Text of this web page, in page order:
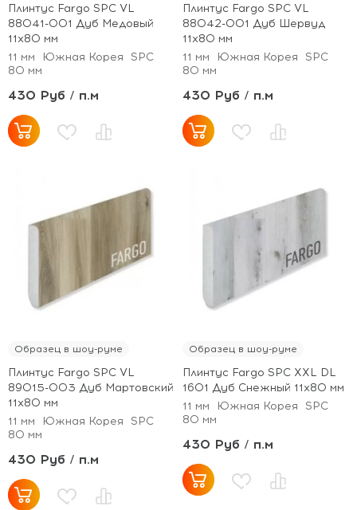
Плинтус Fargo SPC VL
88041-001 Дуб Медовый
11х80 мм
11 мм
Южная Корея
SPC
80 мм
430 Руб / п.м
Плинтус Fargo SPC VL
88042-001 Дуб Шервуд
11х80 мм
11 мм
Южная Корея
SPC
80 мм
430 Руб / п.м
Образец в шоу-руме
Плинтус Fargo SPC VL
89015-003 Дуб Мартовский
11х80 мм
11 мм
Южная Корея
SPC
80 мм
430 Руб / п.м
Образец в шоу-руме
Плинтус Fargo SPC XXL DL
1601 Дуб Снежный 11х80 мм
11 мм
Южная Корея
SPC
80 мм
430 Руб / п.м